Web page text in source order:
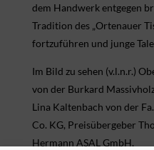
dem Handwerk entgegen
Tradition des „Ortenauer
fortzuführen und junge
Im Bild zu sehen (v.l.n.r.)
von der Burkard
Lina Kaltenbach von der
Co. KG, Preisübergeber
Hermann ASAL GmbH,